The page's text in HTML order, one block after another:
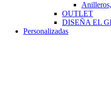
OUTLET
DISEÑA EL
Personalizadas